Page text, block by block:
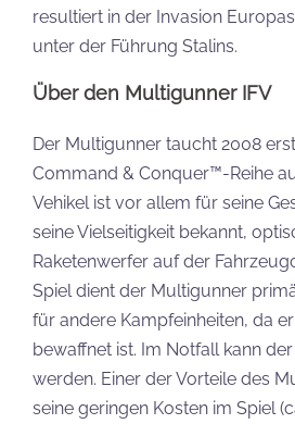
resultiert in der Invasion
unter der Führung Stalins.
Über den Multigunner IFV
Der Multigunner taucht 2008
Command & Conquer™-Reihe
Vehikel ist vor allem für seine
seine Vielseitigkeit bekannt,
Raketenwerfer auf der
Spiel dient der Multigunner
für andere Kampfeinheiten, da
bewaffnet ist. Im Notfall kann
werden. Einer der Vorteile des
seine geringen Kosten im Spiel